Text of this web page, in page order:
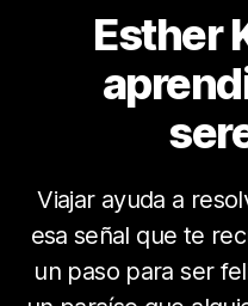
Esther
Viajar ayuda a
esa señal que te
un paso para ser